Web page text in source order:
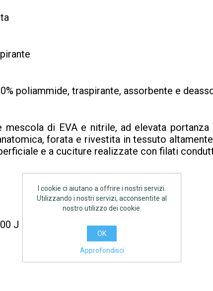
poliammide, traspirante, assorbente e
mescola di EVA e nitrile, ad elevata
forata e rivestita in tessuto
e a cuciture realizzate con filati
J
I cookie ci aiutano a offrire i nostri servizi.
Utilizzando i nostri servizi, acconsentite al
nostro utilizzo dei cookie.
OK
Approfondisci